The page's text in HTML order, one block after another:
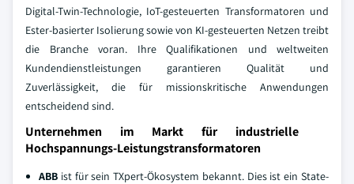
Digital-Twin-Technologie, IoT-gesteuerten Transformatoren und
Ester-basierter Isolierung sowie von KI-gesteuerten Netzen treibt
die Branche voran. Ihre Qualifikationen und weltweiten
Kundendienstleistungen garantieren Qualität und
Zuverlässigkeit, die für missionskritische Anwendungen
entscheidend sind.
Unternehmen im Markt für industrielle
Hochspannungs-Leistungstransformatoren
ABB ist für sein TXpert-Ökosystem bekannt. Dies ist ein State-